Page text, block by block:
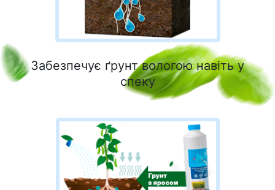
Забезпечує ґрунт вологою навіть у
спеку